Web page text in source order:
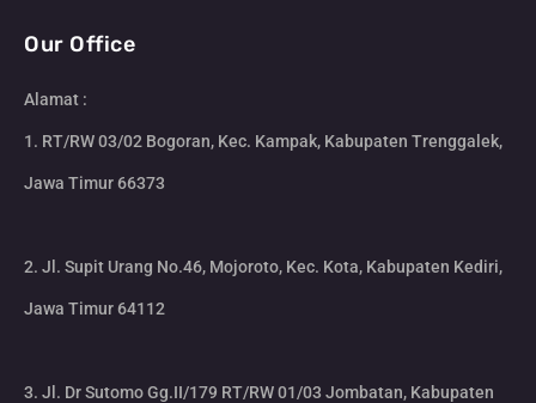
Our Office
Alamat :
1. RT/RW 03/02 Bogoran, Kec. Kampak, Kabupaten Trenggalek,
Jawa Timur 66373
2. Jl. Supit Urang No.46, Mojoroto, Kec. Kota, Kabupaten Kediri,
Jawa Timur 64112
3. Jl. Dr Sutomo Gg.II/179 RT/RW 01/03 Jombatan, Kabupaten